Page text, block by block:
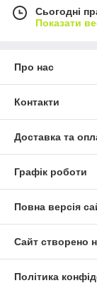
Сьогодні
Показати
Про нас
Контакти
Доставка та
Графік роботи
Повна версія
Сайт створено
Політика